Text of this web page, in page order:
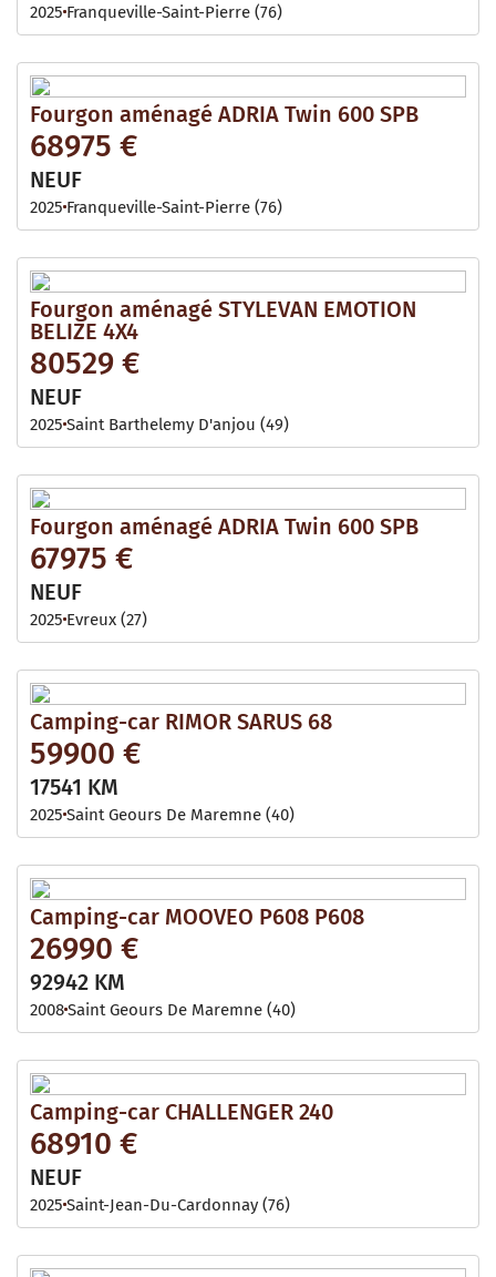
2025 Franqueville-Saint-Pierre (76)
Fourgon aménagé ADRIA Twin 600 SPB
68975 €
NEUF
2025 Franqueville-Saint-Pierre (76)
Fourgon aménagé STYLEVAN EMOTION
BELIZE 4X4
80529 €
NEUF
2025 Saint Barthelemy D'anjou (49)
Fourgon aménagé ADRIA Twin 600 SPB
67975 €
NEUF
2025 Evreux (27)
Camping-car RIMOR SARUS 68
59900 €
17541 KM
2025 Saint Geours De Maremne (40)
Camping-car MOOVEO P608 P608
26990 €
92942 KM
2008Saint Geours De Maremne (40)
Camping-car CHALLENGER 240
68910 €
NEUF
2025 Saint-Jean-Du-Cardonnay (76)